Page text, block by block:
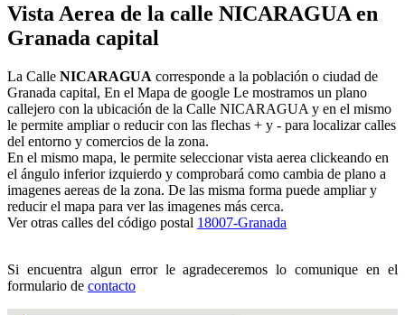
Vista Aerea de la calle NICARAGUA en
Granada capital
La Calle NICARAGUA corresponde a la población o ciudad de
Granada capital, En el Mapa de google Le mostramos un plano
callejero con la ubicación de la Calle NICARAGUA y en el mismo
le permite ampliar o reducir con las flechas + y - para localizar calles
del entorno y comercios de la zona.
En el mismo mapa, le permite seleccionar vista aerea clickeando en
el ángulo inferior izquierdo y comprobará como cambia de plano a
imagenes aereas de la zona. De las misma forma puede ampliar y
reducir el mapa para ver las imagenes más cerca.
Ver otras calles del código postal 18007-Granada
Si encuentra algun error le agradeceremos lo comunique en el
formulario de contacto